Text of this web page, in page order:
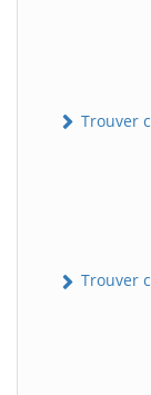
Trouver
Trouver